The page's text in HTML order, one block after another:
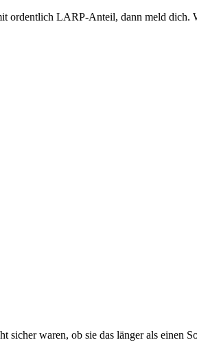
ordentlich LARP-Anteil, dann meld dich.
waren, ob sie das länger als einen